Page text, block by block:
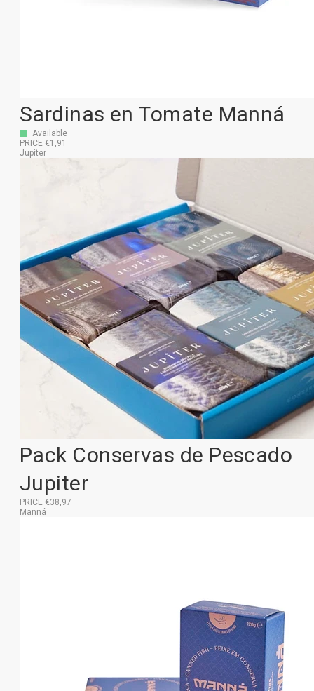
Sardinas en Tomate Manná
Available
PRICE €1,91
Jupiter
Pack Conservas de Pescado
Jupiter
PRICE €38,97
Manná